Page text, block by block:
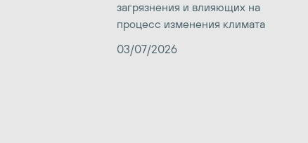
загрязнения и влияющих на
процесс изменения климата
03/07/2026